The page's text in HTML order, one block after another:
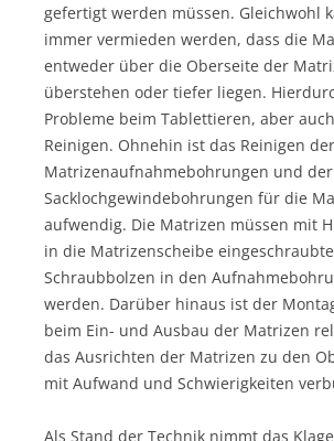
gefertigt werden müssen. Gleichwohl
immer vermieden werden, dass die
entweder über die Oberseite der
überstehen oder tiefer liegen.
Probleme beim Tablettieren, aber
Reinigen. Ohnehin ist das Reinigen der
Matrizenaufnahmebohrungen und der
Sacklochgewindebohrungen für die
aufwendig. Die Matrizen müssen mit
in die Matrizenscheibe
Schraubbolzen in den
werden. Darüber hinaus ist der
beim Ein- und Ausbau der Matrizen
das Ausrichten der Matrizen zu den
mit Aufwand und Schwierigkeiten
Als Stand der Technik nimmt das